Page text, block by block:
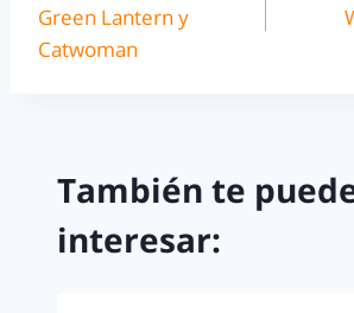
Green Lantern y
Catwoman
También te
interesar: